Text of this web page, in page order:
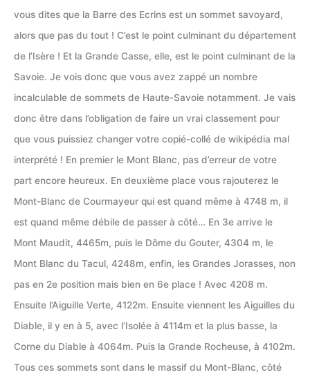
vous dites que la Barre des Ecrins est un sommet savoyard,
alors que pas du tout ! C’est le point culminant du département
de l’Isère ! Et la Grande Casse, elle, est le point culminant de la
Savoie. Je vois donc que vous avez zappé un nombre
incalculable de sommets de Haute-Savoie notamment. Je vais
donc être dans l’obligation de faire un vrai classement pour
que vous puissiez changer votre copié-collé de wikipédia mal
interprété ! En premier le Mont Blanc, pas d’erreur de votre
part encore heureux. En deuxième place vous rajouterez le
Mont-Blanc de Courmayeur qui est quand même à 4748 m, il
est quand même débile de passer à côté… En 3e arrive le
Mont Maudit, 4465m, puis le Dôme du Gouter, 4304 m, le
Mont Blanc du Tacul, 4248m, enfin, les Grandes Jorasses, non
pas en 2e position mais bien en 6e place ! Avec 4208 m.
Ensuite l’Aiguille Verte, 4122m. Ensuite viennent les Aiguilles du
Diable, il y en à 5, avec l’Isolée à 4114m et la plus basse, la
Corne du Diable à 4064m. Puis la Grande Rocheuse, à 4102m.
Tous ces sommets sont dans le massif du Mont-Blanc, côté